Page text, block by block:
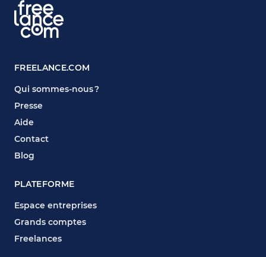
FREELANCE.COM
Qui sommes-nous ?
Presse
Aide
Contact
Blog
PLATEFORME
Espace entreprises
Grands comptes
Freelances